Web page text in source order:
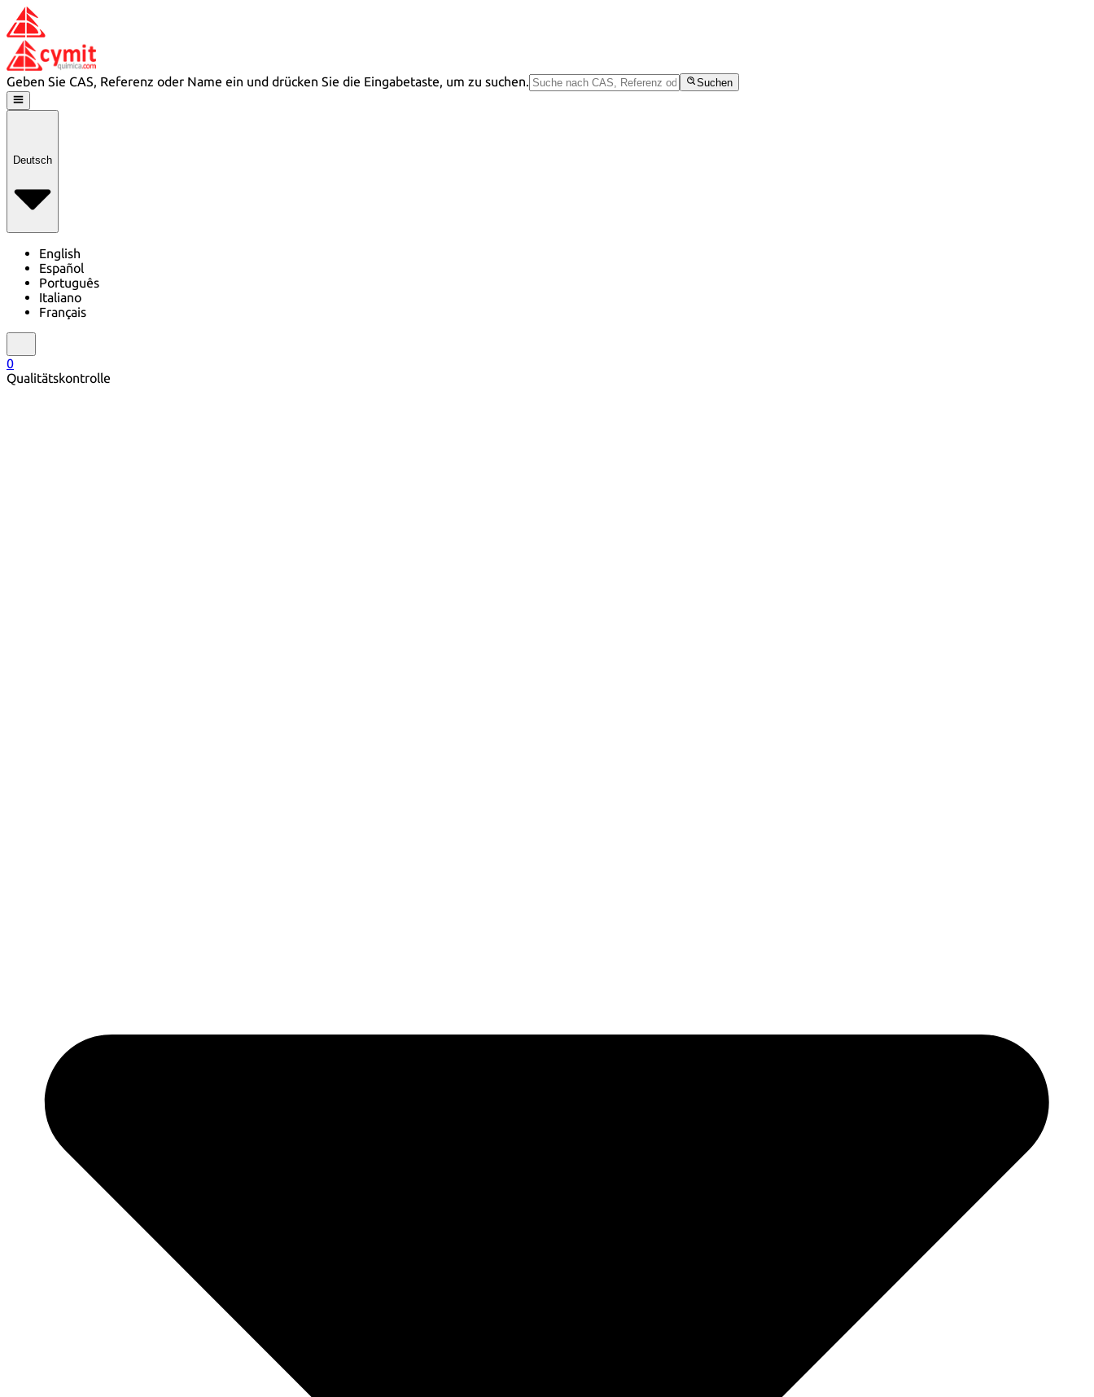
Geben Sie CAS, Referenz oder Name ein und drücken Sie die Eingabetaste, um zu suchen. Suchen
Deutsch
English
Español
Português
Italiano
Français
0
Qualitätskontrolle